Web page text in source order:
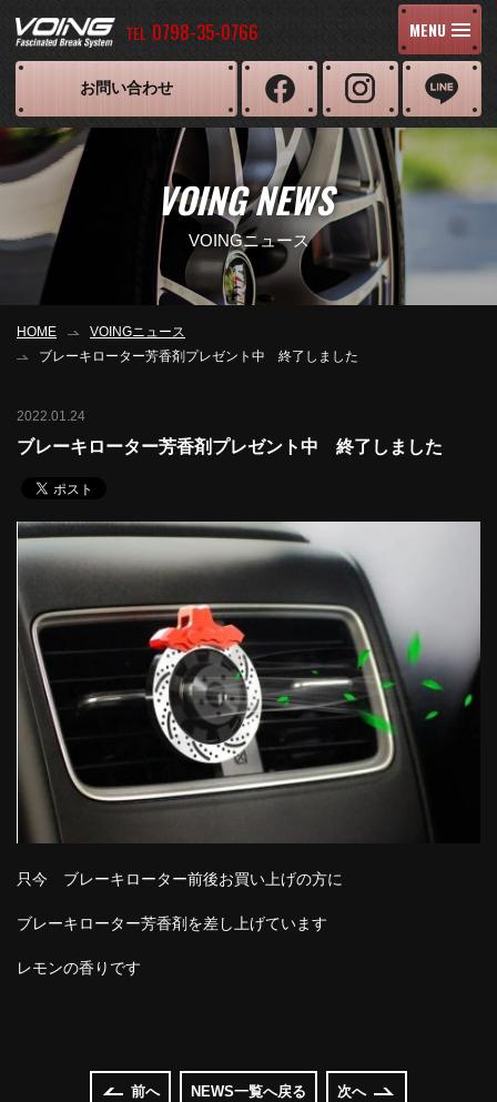
TEL 0798-35-0766 MENU
お問い合わせ
VOING NEWS
VOINGニュース
HOME
VOINGニュース
ブレーキローター芳香剤プレゼント中 終了しました
2022.01.24
ブレーキローター芳香剤プレゼント中 終了しました
只今 ブレーキローター前後お買い上げの方に
ブレーキローター芳香剤を差し上げています
レモンの香りです
前へ NEWS一覧へ戻る 次へ